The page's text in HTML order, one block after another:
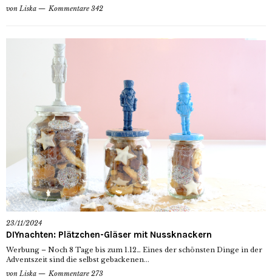
von Liska Kommentare 342
23/11/2024
DIYnachten: Plätzchen-Gläser mit Nussknackern
Werbung – Noch 8 Tage bis zum 1.12… Eines der schönsten Dinge in der
Adventszeit sind die selbst gebackenen...
von Liska Kommentare 273